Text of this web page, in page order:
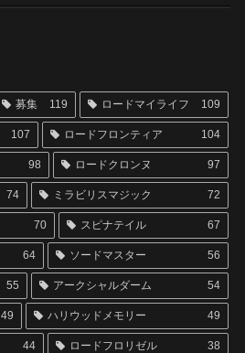
募集 119 ロードマイライフ 109
107 ロードフロンティア 104
98 ロードクロンヌ 97
74 ミラビリスマジック 72
70 スピナテイル 67
64 ソードマスター 56
55 アークシャルダーム 54
49 ハリウッドメモリー 49
44 ロードフロリゼル 38